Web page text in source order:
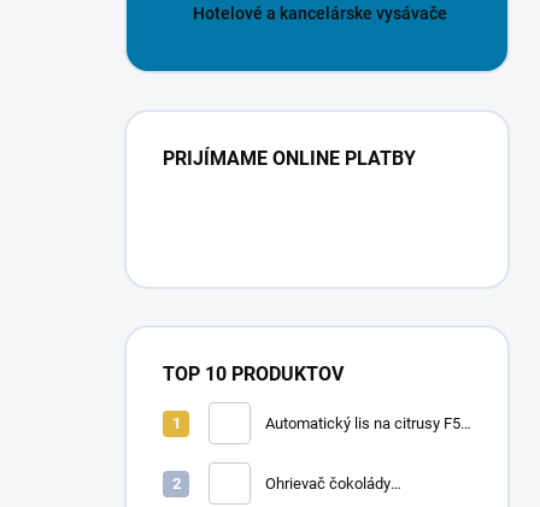
Hotelové a kancelárske vysávače
PRIJÍMAME ONLINE PLATBY
TOP 10 PRODUKTOV
Automatický lis na citrusy F50
Ohrievač čokolády